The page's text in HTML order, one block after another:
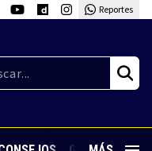
Reportes